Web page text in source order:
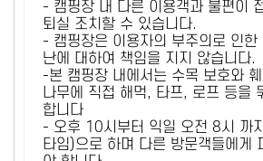
- 캠핑장 내 다른 이용객과 불편이
퇴실 조치할 수 있습니다.
- 캠핑장은 이용자의 부주의로 인
난에 대하여 책임을 지지 않습니다.
-본 캠핑장 내에서는 수목 보호와
나무에 직접 해먹, 타프, 로프 등을
합니다
- 오후 10시부터 익일 오전 8시 까
타임)으로 하며 다른 방문객들에게